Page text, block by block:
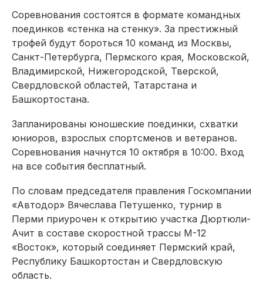
Соревнования состоятся в формате командных
поединков «стенка на стенку». За престижный
трофей будут бороться 10 команд из Москвы,
Санкт-Петербурга, Пермского края, Московской,
Владимирской, Нижегородской, Тверской,
Свердловской областей, Татарстана и
Башкортостана.
Запланированы юношеские поединки, схватки
юниоров, взрослых спортсменов и ветеранов.
Соревнования начнутся 10 октября в 10:00. Вход
на все события бесплатный.
По словам председателя правления Госкомпании
«Автодор» Вячеслава Петушенко, турнир в
Перми приурочен к открытию участка Дюртюли-
Ачит в составе скоростной трассы М-12
«Восток», который соединяет Пермский край,
Республику Башкортостан и Свердловскую
область.